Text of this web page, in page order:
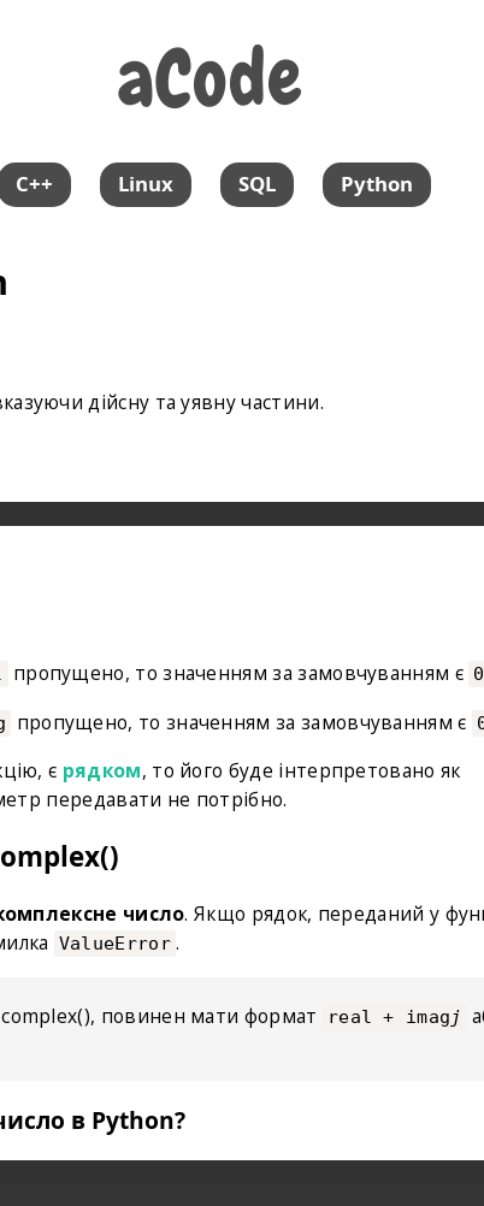
aCode
aCode
C++ Linux SQL Python
дійсну та уявну частини.
пропущено, то значенням за замовчуванням є 0
пропущено, то значенням за замовчуванням є
є рядком, то його буде інтерпретовано як
передавати не потрібно.
число. Якщо рядок, переданий у
ValueError .
повинен мати формат real + imagj
в Python?